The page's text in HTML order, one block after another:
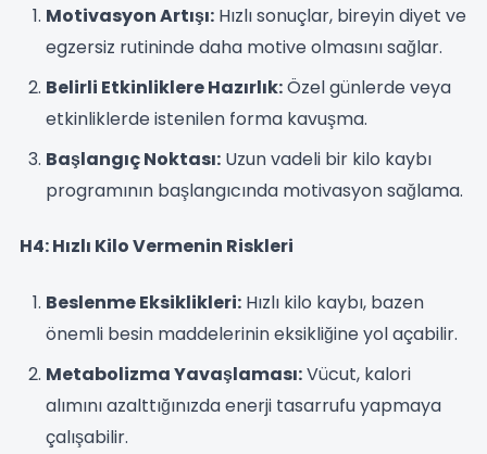
Motivasyon Artışı:Hızlı sonuçlar, bireyin diyet ve
egzersiz rutininde daha motive olmasını sağlar.
Belirli Etkinliklere Hazırlık:Özel günlerde veya
etkinliklerde istenilen forma kavuşma.
Başlangıç Noktası:Uzun vadeli bir kilo kaybı
programının başlangıcında motivasyon sağlama.
H4: Hızlı Kilo Vermenin Riskleri
Beslenme Eksiklikleri:Hızlı kilo kaybı, bazen
önemli besin maddelerinin eksikliğine yol açabilir.
Metabolizma Yavaşlaması:Vücut, kalori
alımını azalttığınızda enerji tasarrufu yapmaya
çalışabilir.